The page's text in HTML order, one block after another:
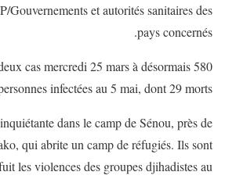
Gouvernements et autorités sanitaires des
pays concernés.
cas mercredi 25 mars à désormais 580
infectées au 5 mai, dont 29 morts.
dans le camp de Sénou, près de
qui abrite un camp de réfugiés. Ils sont
les violences des groupes djihadistes au